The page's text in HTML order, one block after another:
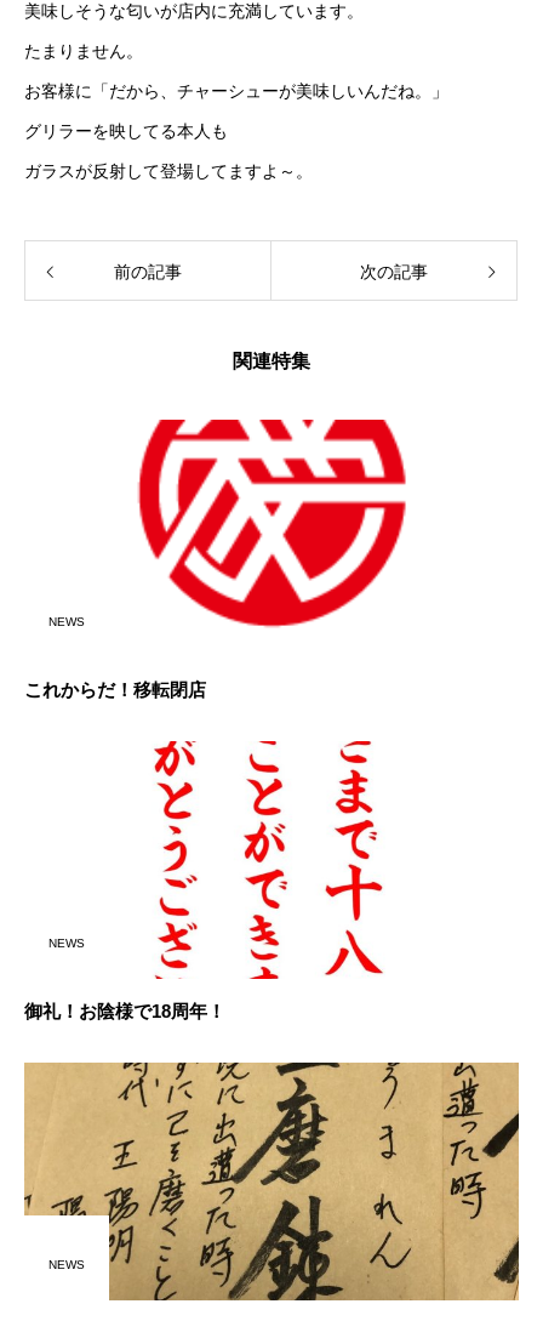
美味しそうな匂いが店内に充満しています。
たまりません。
お客様に「だから、チャーシューが美味しいんだね。」
グリラーを映してる本人も
ガラスが反射して登場してますよ～。
前の記事 次の記事
関連特集
NEWS
これからだ！移転閉店
NEWS
御礼！お陰様で18周年！
NEWS